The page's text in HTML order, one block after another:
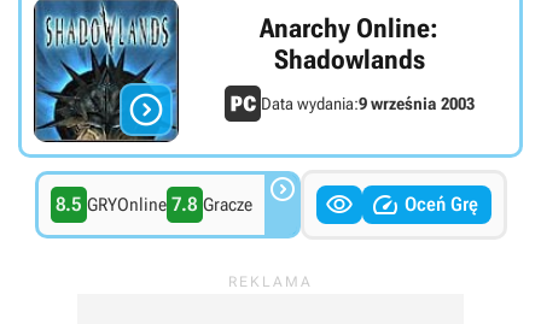

Anarchy Online:
Shadowlands
Data wydania:9 września 2003
8.5 GRYOnline 7.8 Gracze    Oceń Grę